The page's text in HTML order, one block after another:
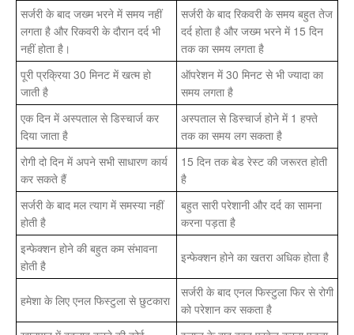
सर्जरी के बाद जख्म भरने में समय नहीं
लगता है और रिकवरी के दौरान दर्द भी
नहीं होता है।
सर्जरी के बाद रिकवरी के समय बहुत तेज
दर्द होता है और जख्म भरने में 15 दिन
तक का समय लगता है
पूरी प्रक्रिया 30 मिनट में खत्म हो
जाती है
ऑपरेशन में 30 मिनट से भी ज्यादा का
समय लगता है
एक दिन में अस्पताल से डिस्चार्ज कर
दिया जाता है
अस्पताल से डिस्चार्ज होने में 1 हफ्ते
तक का समय लग सकता है
रोगी दो दिन में अपने सभी साधारण कार्य
कर सकते हैं
15 दिन तक बेड रेस्ट की जरूरत होती
है
सर्जरी के बाद मल त्याग में समस्या नहीं
होती है
बहुत सारी परेशानी और दर्द का सामना
करना पड़ता है
इन्फेक्शन होने की बहुत कम संभावना
होती है
इन्फेक्शन होने का खतरा अधिक होता है
हमेशा के लिए एनल फिस्टुला से छुटकारा
सर्जरी के बाद एनल फिस्टुला फिर से रोगी
को परेशान कर सकता है